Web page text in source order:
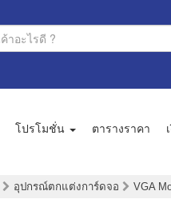
โปรโมชั่น ตารางราคา
อุปกรณ์ตกแต่งการ์ดจอ VGA